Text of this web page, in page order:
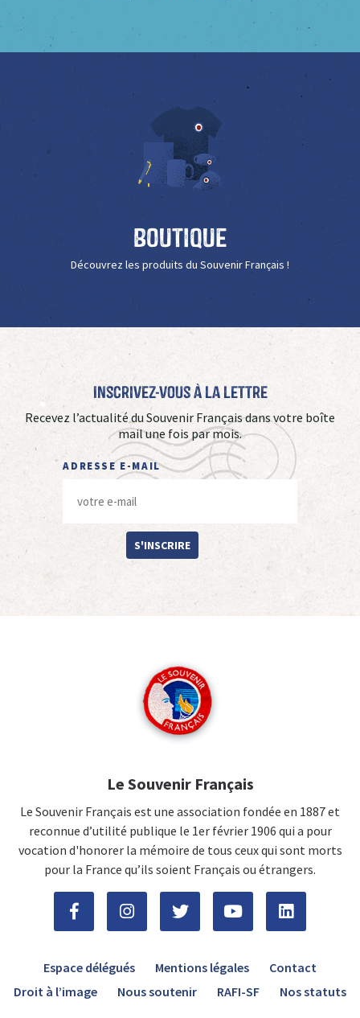
Boutique
Découvrez les produits du Souvenir Français !
Inscrivez-vous à La Lettre
Recevez l’actualité du Souvenir Français dans votre boîte
mail une fois par mois.
ADRESSE E-MAIL
S'INSCRIRE
Le Souvenir Français
Le Souvenir Français est une association fondée en 1887 et
reconnue d’utilité publique le 1er février 1906 qui a pour
vocation d'honorer la mémoire de tous ceux qui sont morts
pour la France qu’ils soient Français ou étrangers.
Espace délégués Mentions légales
Contact
Droit à l’image
Nous soutenir RAFI-SF Nos statuts